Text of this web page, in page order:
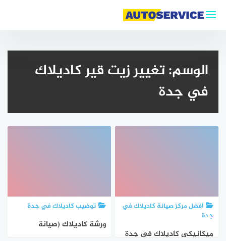
الوسم:تغيير زيت قير كاديلاك
في جدة
افضل مركز صيانة كاديلاك في
جدة
ميكانيكي كاديلاك في جدة
توضيب كاديلاك في جدة
ورشة كاديلاك (صيانة